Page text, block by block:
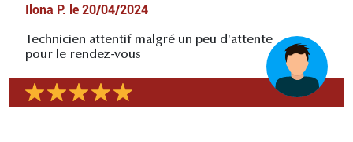
Ilona P. le 20/04/2024
Technicien attentif malgré un peu d'attente
pour le rendez-vous